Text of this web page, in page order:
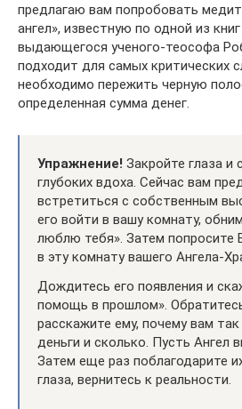
предлагаю вам попробовать
ангел», известную по одной из
выдающегося ученого-теософа
подходит для самых критических
необходимо пережить черную
определенная сумма денег.
Упражнение! Закройте глаза и
глубоких вдоха. Сейчас вам
встретиться с собственным
его войти в вашу комнату,
люблю тебя». Затем попросите
в эту комнату вашего Ангела-
Дождитесь его появления и
помощь в прошлом».
расскажите ему, почему вам
деньги и сколько. Пусть Ангел
Затем еще раз поблагодарите
глаза, вернитесь к реальности.